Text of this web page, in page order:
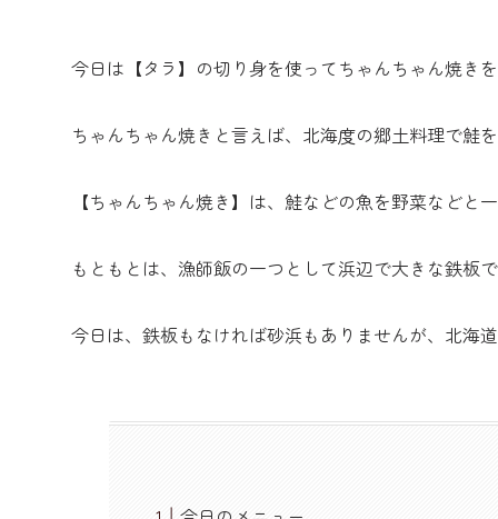
今日は【タラ】の切り身を使ってちゃんちゃん焼き
ちゃんちゃん焼きと言えば、北海度の郷土料理で鮭
【ちゃんちゃん焼き】は、鮭などの魚を野菜などと
もともとは、漁師飯の一つとして浜辺で大きな鉄板
今日は、鉄板もなければ砂浜もありませんが、北海